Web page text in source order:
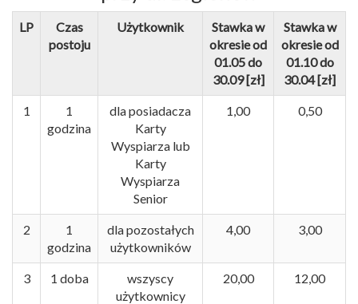
LP
Czas
postoju
Użytkownik
Stawka w
okresie od
01.05 do
30.09 [zł]
Stawka w
okresie od
01.10 do
30.04 [zł]
1
1
godzina
dla posiadacza
Karty
Wyspiarza lub
Karty
Wyspiarza
Senior
1,00 0,50
2
1
godzina
dla pozostałych
użytkowników
4,00 3,00
3 1 doba
wszyscy
użytkownicy
20,00 12,00